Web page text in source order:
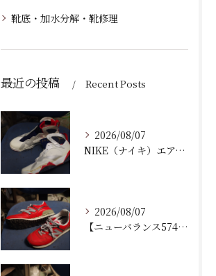
靴底・加水分解・靴修理
最近の投稿 Recent Posts
2026/08/07
NIKE（ナイキ）エアジョーダン7の加水分解修理！ミッドソール交換とオパンケ縫い補強で復活させるプロの技
2026/08/07
【ニューバランス574修理】加水分解したウェッジヒールの部分交換手順と費用・耐久性を徹底解説！